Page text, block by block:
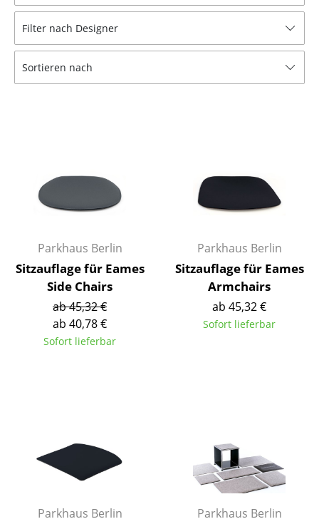
Bänke & Liegen
Sitzsäcke
Bürodrehstühle
Bürosessel
Einzelteile
... alle Sitzmöbel
Tische
Schreibtische
Sekretäre & PC-Tische
Konferenztische
Filter nach Designer
Sortieren nach
Parkhaus Berlin
Sitzauflage für Eames
Side Chairs
ab 45,32 €
ab 40,78 €
Sofort lieferbar
Parkhaus Berlin
Sitzauflage für Eames
Armchairs
ab 45,32 €
Sofort lieferbar
Parkhaus Berlin Parkhaus Berlin